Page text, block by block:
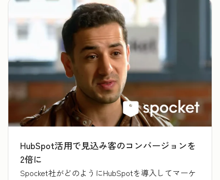
HubSpot活用で見込み客のコンバージョンを
2倍に
Spocket社がどのようにHubSpotを導入してマーケ